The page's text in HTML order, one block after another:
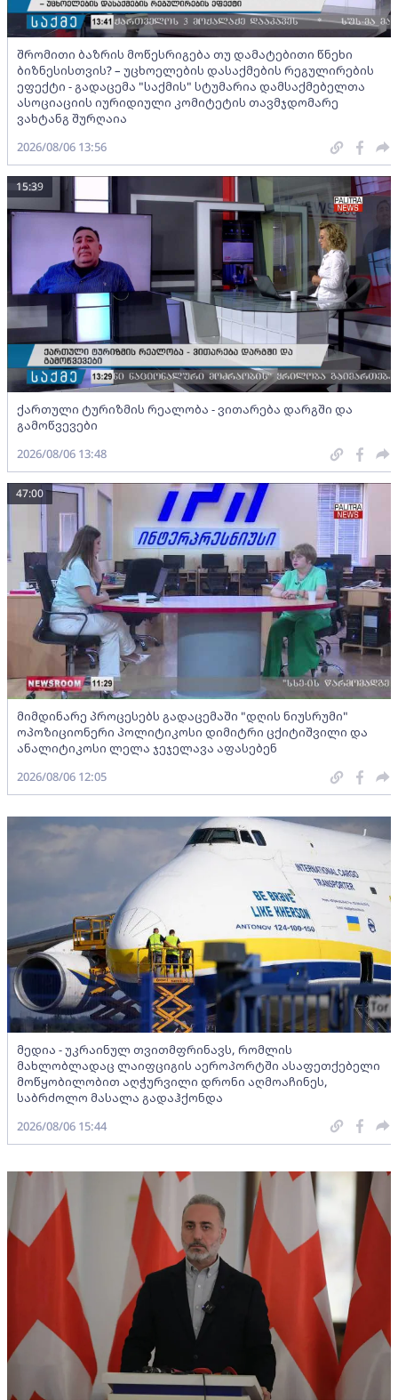
შრომითი ბაზრის მოწესრიგება თუ დამატებითი წნეხი
ბიზნესისთვის? – უცხოელების დასაქმების რეგულირების
ეფექტი - გადაცემა "საქმის" სტუმარია დამსაქმებელთა
ასოციაციის იურიდიული კომიტეტის თავმჯდომარე
ვახტანგ შურღაია
2026/08/06 13:56
ქართული ტურიზმის რეალობა - ვითარება დარგში და
გამოწვევები
15:39
2026/08/06 13:48
მიმდინარე პროცესებს გადაცემაში "დღის ნიუსრუმი"
ოპოზიციონერი პოლიტიკოსი დიმიტრი ცქიტიშვილი და
ანალიტიკოსი ლელა ჯეჯელავა აფასებენ
47:00
2026/08/06 12:05
მედია - უკრაინულ თვითმფრინავს, რომლის
მახლობლადაც ლაიფციგის აეროპორტში ასაფეთქებელი
მოწყობილობით აღჭურვილი დრონი აღმოაჩინეს,
საბრძოლო მასალა გადაჰქონდა
2026/08/06 15:44